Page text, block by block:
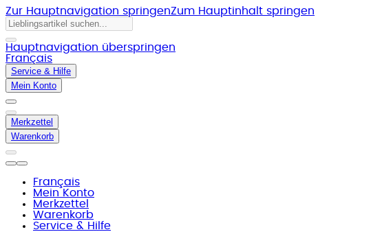
Zur Hauptnavigation springenZum Hauptinhalt springen
Hauptnavigation überspringen
Français
Service & Hilfe
Mein Konto
Merkzettel
Warenkorb
Français
Mein Konto
Merkzettel
Warenkorb
Service & Hilfe